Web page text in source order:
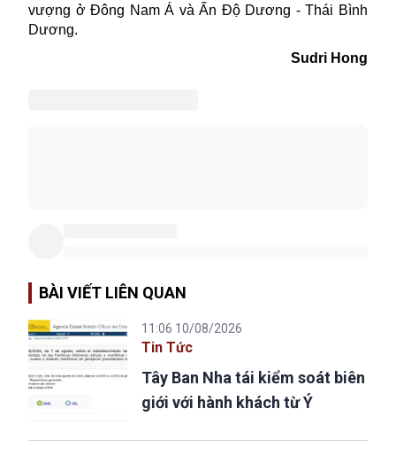
vượng ở Đông Nam Á và Ấn Độ Dương - Thái Bình
Dương.
Sudri Hong
BÀI VIẾT LIÊN QUAN
11:06 10/08/2026
Tin Tức
Tây Ban Nha tái kiểm soát biên
giới với hành khách từ Ý